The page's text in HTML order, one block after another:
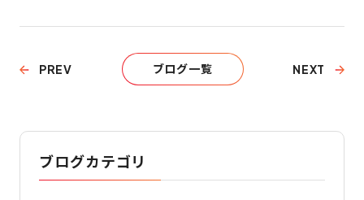
PREV ブログ一覧 NEXT
ブログカテゴリ